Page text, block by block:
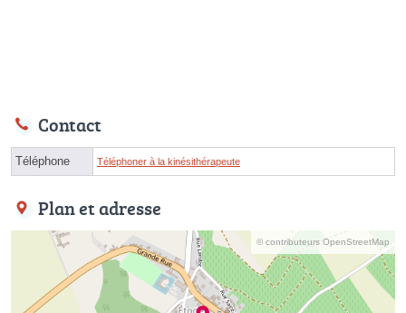
Contact
Téléphone Téléphoner à la kinésithérapeute
Plan et adresse
© contributeurs OpenStreetMap